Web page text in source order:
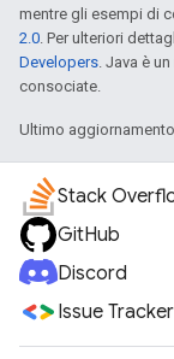
mentre gli esempi di
2.0. Per ulteriori
Developers. Java è
consociate.
Ultimo
Stack
GitHub
Discord
Issue Tracker